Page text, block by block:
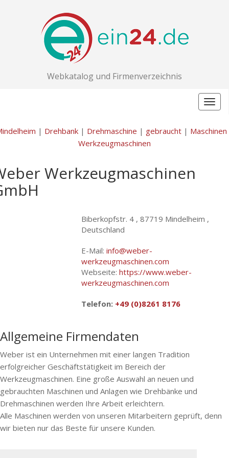
Webkatalog und Firmenverzeichnis
| Drehbank| Drehmaschine | gebraucht| Maschinen
Werkzeugmaschinen
Werkzeugmaschinen
Biberkopfstr. 4 ,87719 Mindelheim ,
Deutschland
E-Mail:info@weber-
werkzeugmaschinen.com
Webseite:https://www.weber-
werkzeugmaschinen.com
Telefon: +49 (0)8261 8176
Allgemeine Firmendaten
Weber ist ein Unternehmen mit einer langen Tradition
erfolgreicher Geschäftstätigkeit im Bereich der
Werkzeugmaschinen. Eine große Auswahl an neuen und
gebrauchten Maschinen und Anlagen wie Drehbänke und
Drehmaschinen werden Ihre Arbeit erleichtern.
Alle Maschinen werden von unseren Mitarbeitern geprüft, denn
wir bieten nur das Beste für unsere Kunden.